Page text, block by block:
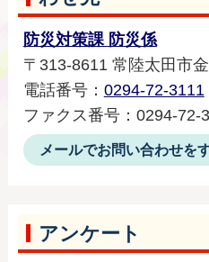
防災対策課 防災係
〒313-8611 常陸太田市
電話番号： 0294-72-3111
ファクス番号：0294-72-
メールでお問い合わせを
アンケート